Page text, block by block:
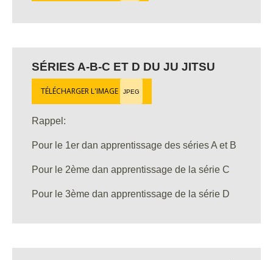
SÉRIES A-B-C ET D DU JU JITSU
TÉLÉCHARGER L'IMAGE JPEG
Rappel:
Pour le 1er dan apprentissage des séries A et B
Pour le 2ème dan apprentissage de la série C
Pour le 3ème dan apprentissage de la série D